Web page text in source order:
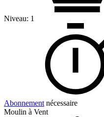
Niveau: 1
Abonnement nécessaire
Moulin à Vent